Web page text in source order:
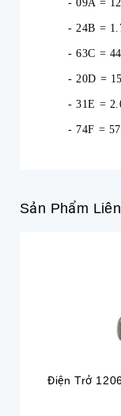
- 09A =
- 24B =
- 63C =
- 20D =
- 31E =
- 74F =
Sản Phẩm
Điện Trở